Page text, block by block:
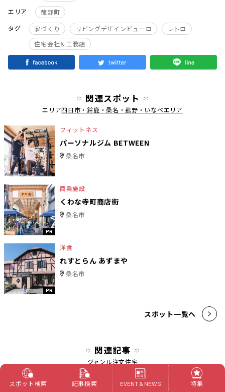
エリア
菰野町
タグ
家づくり リビングデザインビューロ
レトロ
住宅会社＆工務店
関連スポット
エリア四日市・鈴鹿・桑名・菰野・いなべエリア
フィットネス
パーソナルジム BETWEEN
桑名市
PR
商業施設
くわな寺町商店街
桑名市
PR
洋食
れすとらん あずまや
桑名市
スポット一覧へ
関連記事
ジャンル注文住宅
「ナビデザイン」が手がけた店舗の8割が繁盛店
スポット検索 記事検索 EVENT & NEWS 特集